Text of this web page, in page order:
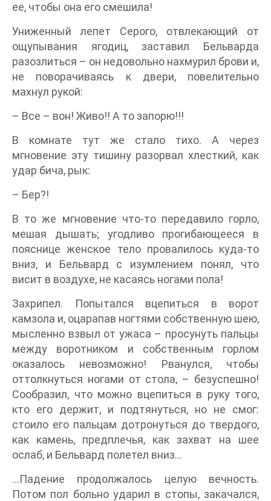
ее, чтобы она его смешила!
Униженный лепет Серого, отвлекающий от
ощупывания ягодиц, заставил Бельварда
разозлиться – он недовольно нахмурил брови и,
не поворачиваясь к двери, повелительно
махнул рукой:
– Все – вон! Живо!! А то запорю!!!
В комнате тут же стало тихо. А через
мгновение эту тишину разорвал хлесткий, как
удар бича, рык:
– Бер?!
В то же мгновение что-то передавило горло,
мешая дышать; угодливо прогибающееся в
пояснице женское тело провалилось куда-то
вниз, и Бельвард с изумлением понял, что
висит в воздухе, не касаясь ногами пола!
Захрипел. Попытался вцепиться в ворот
камзола и, оцарапав ногтями собственную шею,
мысленно взвыл от ужаса – просунуть пальцы
между воротником и собственным горлом
оказалось невозможно! Рванулся, чтобы
оттолкнуться ногами от стола, – безуспешно!
Сообразил, что можно вцепиться в руку того,
кто его держит, и подтянуться, но не смог:
стоило его пальцам дотронуться до твердого,
как камень, предплечья, как захват на шее
ослаб, и Бельвард полетел вниз…
…Падение продолжалось целую вечность.
Потом пол больно ударил в стопы, закачался,